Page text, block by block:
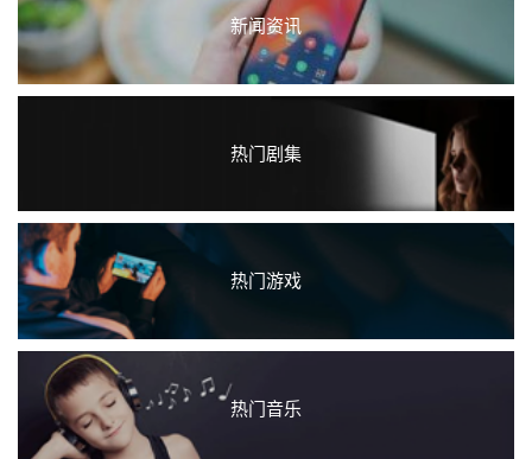
新闻资讯
热门剧集
热门游戏
热门音乐